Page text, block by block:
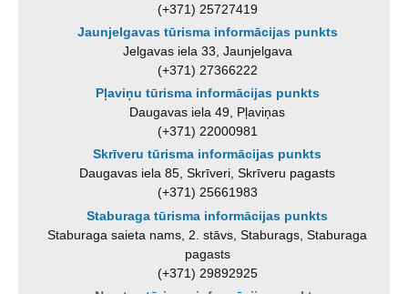
(+371) 25727419
Jaunjelgavas tūrisma informācijas punkts
Jelgavas iela 33, Jaunjelgava
(+371) 27366222
Pļaviņu tūrisma informācijas punkts
Daugavas iela 49, Pļaviņas
(+371) 22000981
Skrīveru tūrisma informācijas punkts
Daugavas iela 85, Skrīveri, Skrīveru pagasts
(+371) 25661983
Staburaga tūrisma informācijas punkts
Staburaga saieta nams, 2. stāvs, Staburags, Staburaga
pagasts
(+371) 29892925